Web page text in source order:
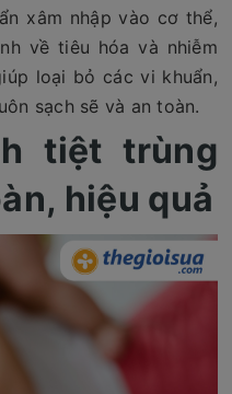
xâm nhập vào cơ thể,
về tiêu hóa và nhiễm
loại bỏ các vi khuẩn,
sạch sẽ và an toàn.
tiệt trùng
hiệu quả